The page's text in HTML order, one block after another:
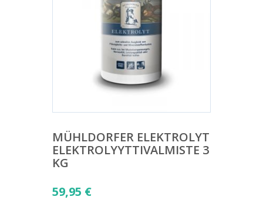
MÜHLDORFER ELEKTROLYT
ELEKTROLYYTTIVALMISTE 3
KG
59,95 €